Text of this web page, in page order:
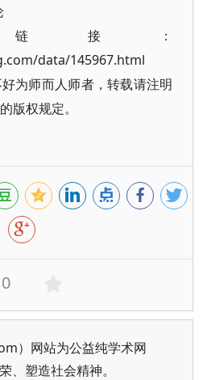
接：
data/145967.html
为师而人师者，转载请注明
版权规定。
0
）网站为公益纯学术网
、塑造社会精神。